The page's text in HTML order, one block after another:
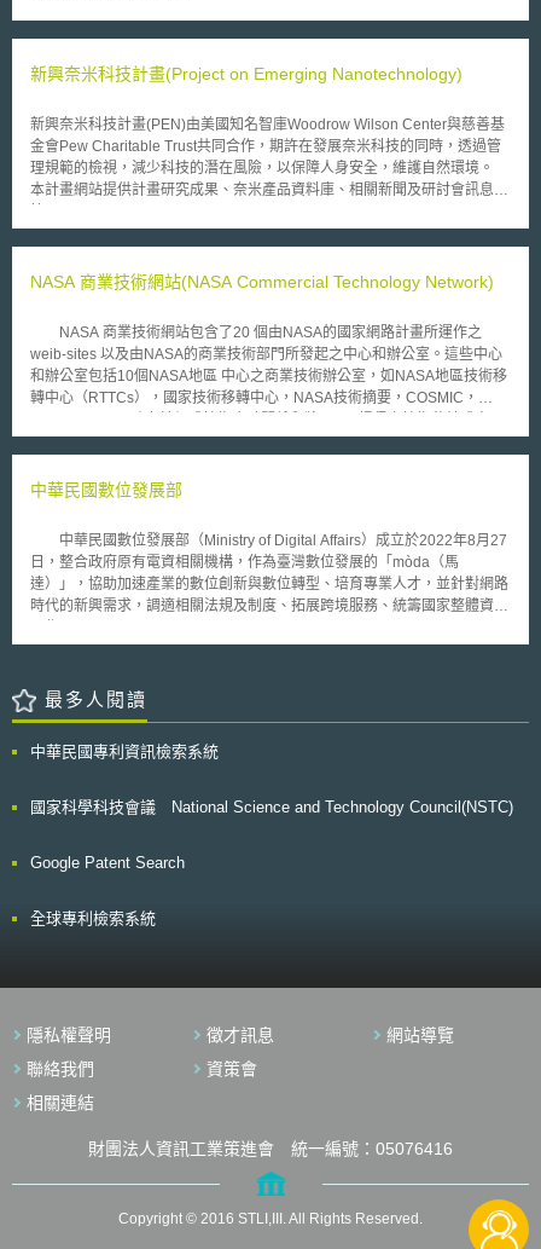
新興奈米科技計畫(Project on Emerging Nanotechnology)
新興奈米科技計畫(PEN)由美國知名智庫Woodrow Wilson Center與慈善基
金會Pew Charitable Trust共同合作，期許在發展奈米科技的同時，透過管
理規範的檢視，減少科技的潛在風險，以保障人身安全，維護自然環境。
本計畫網站提供計畫研究成果、奈米產品資料庫、相關新聞及研討會訊息
NASA 商業技術網站(NASA Commercial Technology Network)
NASA 商業技術網站包含了20 個由NASA的國家網路計畫所運作之
weib-sites 以及由NASA的商業技術部門所發起之中心和辦公室。這些中心
和辦公室包括10個NASA地區 中心之商業技術辦公室，如NASA地區技術移
轉中心（RTTCs），國家技術移轉中心，NASA技術摘要，COSMIC，
化的組織或服務。 NCTN提供強大之搜尋系統，可搜尋研究、技術、專
品化之機會。除此之外，為了成為一個整合資訊資源站，NCTA為NASA所
與私人間之技術合夥或交易。
中華民國數位發展部
中華民國數位發展部（Ministry of Digital Affairs）成立於2022年8月27
日，整合政府原有電資相關機構，作為臺灣數位發展的「mòda（馬
達）」，協助加速產業的數位創新與數位轉型、培育專業人才，並針對網路
時代的新興需求，調適相關法規及制度、拓展跨境服務、統籌國家整體資安
最多人閱讀
中華民國專利資訊檢索系統
國家科學科技會議 National Science and Technology Council(NSTC)
Google Patent Search
全球專利檢索系統
隱私權聲明 徵才訊息
網站導覽
聯絡我們
資策會
相關連結
財團法人資訊工業策進會 統一編號：05076416
Copyright © 2016 STLI,III. All Rights Reserved.